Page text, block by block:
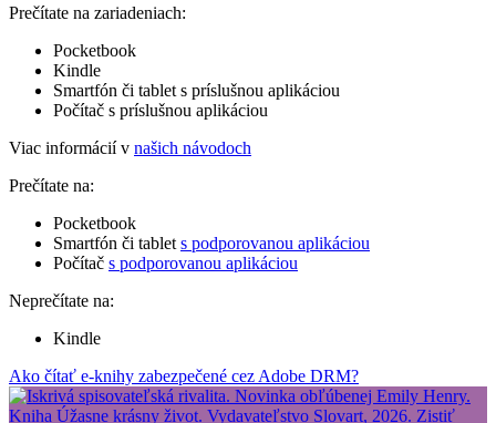
Prečítate na zariadeniach:
Pocketbook
Kindle
Smartfón či tablet s príslušnou aplikáciou
Počítač s príslušnou aplikáciou
Viac informácií v našich návodoch
Prečítate na:
Pocketbook
Smartfón či tablet s podporovanou aplikáciou
Počítač s podporovanou aplikáciou
Neprečítate na:
Kindle
Ako čítať e-knihy zabezpečené cez Adobe DRM?